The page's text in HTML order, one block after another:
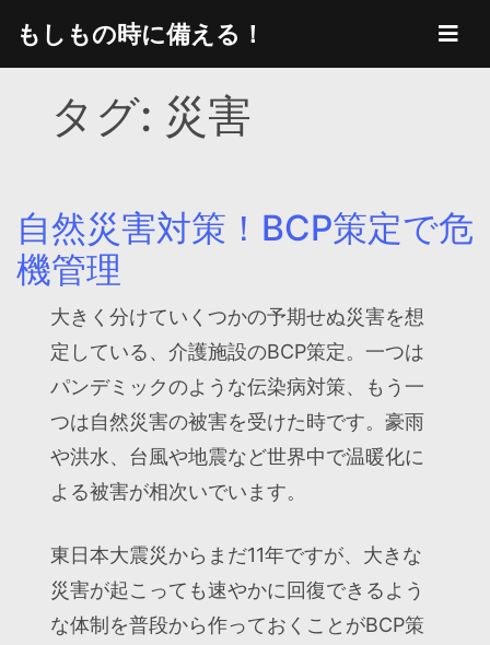
content
もしもの時に備える！
タグ: 災害
自然災害対策！BCP策定で危
機管理
大きく分けていくつかの予期せぬ災害を想
定している、介護施設のBCP策定。一つは
パンデミックのような伝染病対策、もう一
つは自然災害の被害を受けた時です。豪雨
や洪水、台風や地震など世界中で温暖化に
よる被害が相次いでいます。
東日本大震災からまだ11年ですが、大きな
災害が起こっても速やかに回復できるよう
な体制を普段から作っておくことがBCP策